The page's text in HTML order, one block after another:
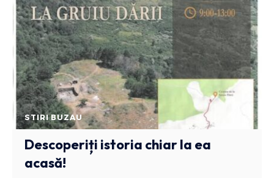
STIRI BUZAU
Descoperiți istoria chiar la ea
acasă!